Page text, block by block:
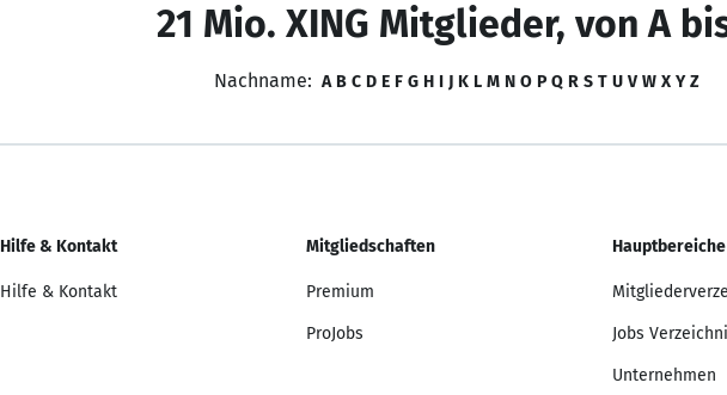
21 Mio. XING Mitglieder, von A
Nachname: A B C D E F G H I J K L M N O P Q R S T U V W X Y Z
Hilfe & Kontakt
Hilfe & Kontakt
Mitgliedschaften
Premium
ProJobs
Hauptbereiche
Jobs
Unternehmen